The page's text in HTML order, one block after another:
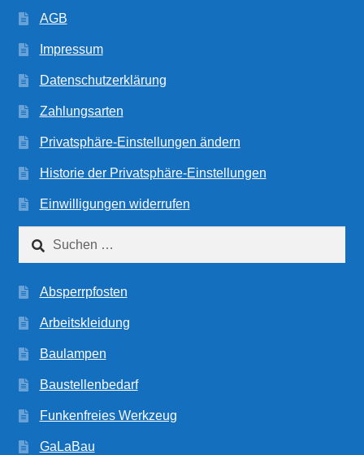
AGB
Impressum
Datenschutzerklärung
Zahlungsarten
Privatsphäre-Einstellungen ändern
Historie der Privatsphäre-Einstellungen
Einwilligungen widerrufen
nach:
Absperrpfosten
Arbeitskleidung
Baulampen
Baustellenbedarf
Funkenfreies Werkzeug
GaLaBau